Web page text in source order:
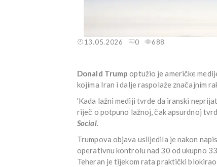
13.05.2026 0 688
Donald Trump optužio je američke
kojima Iran i dalje raspolaže značajnim
‘Kada lažni mediji tvrde da iranski
riječ o potpuno lažnoj, čak apsurdnoj
Social.
Trumpova objava uslijedila je nakon
operativnu kontrolu nad 30 od ukupno
Teheran je tijekom rata praktički